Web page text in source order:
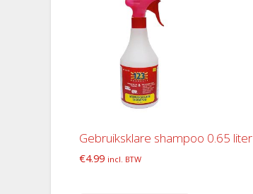
Gebruiksklare shampoo 0.65 liter
€4.99 incl. BTW